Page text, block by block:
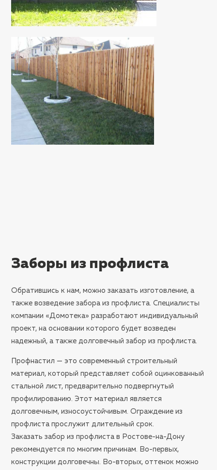
Заборы из профлиста
Обратившись к нам, можно заказать изготовление, а
также возведение забора из профлиста. Специалисты
компании «Домотека» разработают индивидуальный
проект, на основании которого будет возведен
надежный, а также долговечный забор из профлиста.
Профнастил — это современный строительный
материал, который представляет собой оцинкованный
стальной лист, предварительно подвергнутый
профилированию. Этот материал является
долговечным, износоустойчивым. Ограждение из
профлиста прослужит длительный срок.
Заказать забор из профлиста в Ростове-на-Дону
рекомендуется по многим причинам. Во-первых,
конструкции долговечны. Во-вторых, оттенок можно